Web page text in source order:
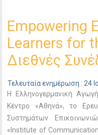
Empowering
Learners for
Διεθνές
Τελευταία ενημέρωση : 24
Η Ελληνογερμανική
Κέντρο «Αθηνά», το
Συστημάτων
«Institute of